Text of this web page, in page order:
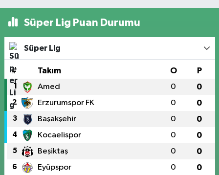
Süper Lig Puan Durumu
Süper Lig
# Takım O P
1 Amed 0 0
2 Erzurumspor FK 0 0
3 Başakşehir 0 0
4 Kocaelispor 0 0
5 Beşiktaş 0 0
6 Eyüpspor 0 0